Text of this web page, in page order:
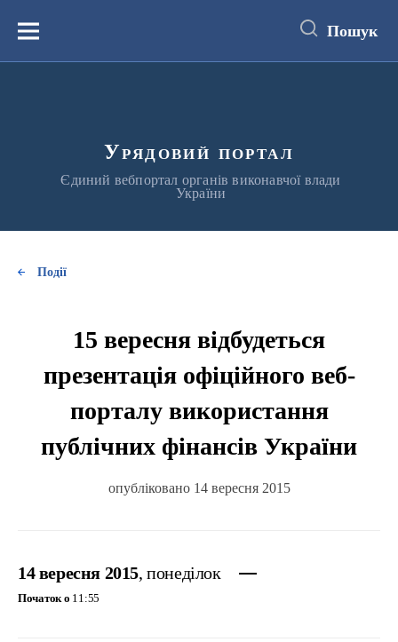
вмістуМеню Пошук
Урядовий портал
Єдиний вебпортал органів виконавчої влади
України
Події
15 вересня відбудеться
презентація офіційного веб-
порталу використання
публічних фінансів України
опубліковано 14 вересня 2015
14 вересня 2015, понеділок
Початок о 11:55